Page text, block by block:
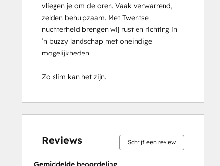
Certification
HubSpot Solutions Partner
HubSpot Trainer Certification
Inbound
Inbound Marketing
Inbound Sales
Objectives-Based Onboarding
Platform Consulting
Sales Enablement
Sales Management Training: Strategies
for Developing a Successful Modern
vliegen je om de oren. Vaak verwarrend,
zelden behulpzaam. Met Twentse
nuchterheid brengen wij rust en richting in
’n buzzy landschap met oneindige
mogelijkheden.
Zo slim kan het zijn.
Reviews Schrijf een review
Gemiddelde beoordeling